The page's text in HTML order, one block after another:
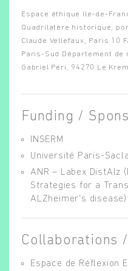
Espace éthique Ile-de-
Quadrilatère historique,
Claude Vellefaux, Paris 10
Paris-Sud Département de
Gabriel Péri, 94270 Le
Funding /
INSERM
Université Paris-
ANR – Labex DistAlz
Strategies for a
ALZheimer’s disease)
Collaborations
Espace de Réflexion